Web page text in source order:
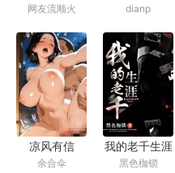
法则
网友流顺火
后宫之旅
dianp
凉风有信
余合伞
我的老千生涯
黑色枷锁